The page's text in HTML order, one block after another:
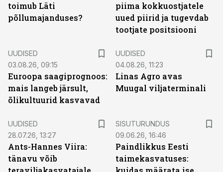
toimub Läti
põllumajanduses?
piima kokkuostjatele
uued piirid ja tugevdab
tootjate positsiooni
UUDISED
03.08.26, 09:15
Euroopa saagiprognoos:
mais langeb järsult,
õlikultuurid kasvavad
UUDISED
04.08.26, 11:23
Linas Agro avas
Muugal viljaterminali
UUDISED
28.07.26, 13:27
Ants-Hannes Viira:
tänavu võib
SISUTURUNDUS
09.06.26, 16:46
Paindlikkus Eesti
taimekasvatuses: